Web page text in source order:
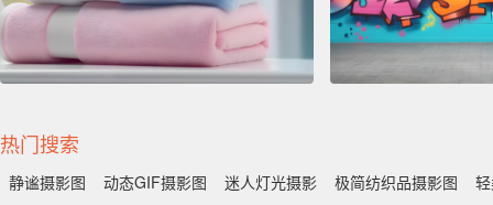
热门搜索
静谧摄影图 动态GIF摄影图 迷人灯光摄影 极简纺织品摄影图